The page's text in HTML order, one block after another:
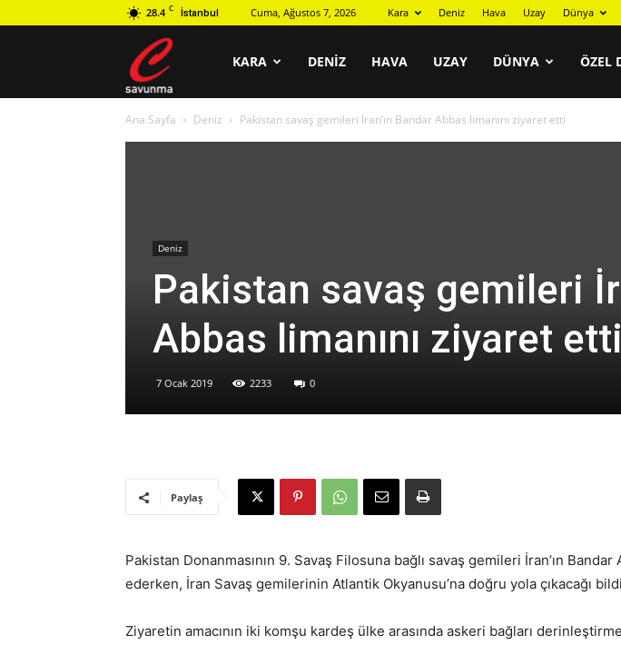
28.4 C İstanbul Cuma, Ağustos 7, 2026 Kara Deniz Hava Uzay Dünya
KARA DENIZ HAVA UZAY DÜNYA ÖZEL
Ana Sayfa Deniz Pakistan savaş gemileri İran’ın Bandar Abbas limanını ziyaret etti
Deniz
Pakistan savaş gemileri
Abbas limanını ziyaret etti
7 Ocak 2019 2233 0
Paylaş
Pakistan Donanmasının 9. Savaş Filosuna bağlı savaş gemileri İran’ın Bandar
ederken, İran Savaş gemilerinin Atlantik Okyanusu’na doğru yola çıkacağı
Ziyaretin amacının iki komşu kardeş ülke arasında askeri bağları